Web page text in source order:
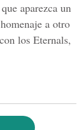
aparezca un
a otro
los Eternals,